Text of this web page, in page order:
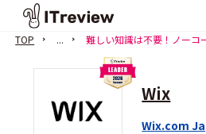
TOP ... 難しい知識は不要！ノーコ
Wix
Wix.com